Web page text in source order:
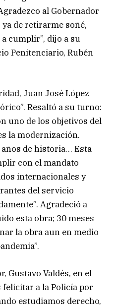
al Gobernador
ya de retirarme soñé,
cumplir”, dijo a su
Penitenciario, Rubén
Juan José López
Resaltó a su turno:
uno de los objetivos del
la modernización.
de historia… Esta
con el mandato
internacionales y
del servicio
Agradeció a
esta obra; 30 meses
la obra aun en medio
Gustavo Valdés, en el
a la Policía por
estudiamos derecho,